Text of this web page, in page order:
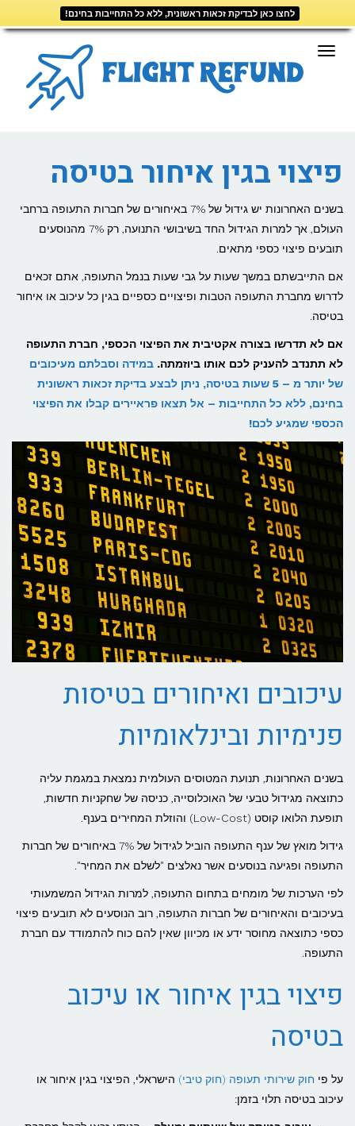
לחצו כאן לבדיקת זכאות ראשונית, ללא כל התחייבות בחינם!
לתוכן
תפריט
פיצוי בגין איחור בטיסה
בשנים האחרונות יש גידול של 7% באיחורים של חברות התעופה ברחבי
העולם, אך למרות הגידול החד בשיבושי התנועה, רק 7% מהנוסעים
תובעים פיצוי כספי מתאים.
אם התייבשתם במשך שעות על גבי שעות בנמל התעופה, אתם זכאים
לדרוש מחברת התעופה הטבות ופיצויים כספיים בגין כל עיכוב או איחור
בטיסה.
אם לא תדרשו בצורה אקטיבית את הפיצוי הכספי, חברת התעופה
לא תתנדב להעניק לכם אותו ביוזמתה. במידה וסבלתם מעיכובים
של יותר מ – 5 שעות בטיסה, ניתן לבצע בדיקת זכאות ראשונית
בחינם, ללא כל התחייבות – אל תצאו פראיירים קבלו את הפיצוי
הכספי שמגיע לכם!
עיכובים ואיחורים בטיסות
פנימיות ובינלאומיות
בשנים האחרונות, תנועת המטוסים העולמית נמצאת במגמת עליה
כתוצאה מגידול טבעי של האוכלוסייה, כניסה של שחקניות חדשות,
תופעת הלואו קוסט (Low-Cost) והוזלת המחירים בענף.
גידול מואץ של ענף התעופה הוביל לגידול של 7% באיחורים של חברות
התעופה ופגיעה בנוסעים אשר נאלצים "לשלם את המחיר".
לפי הערכות של מומחים בתחום התעופה, למרות הגידול המשמעותי
בעיכובים והאיחורים של חברות התעופה, רוב הנוסעים לא תובעים פיצוי
כספי כתוצאה מחוסר ידע או מכיוון שאין להם כוח להתמודד עם חברת
התעופה.
פיצוי בגין איחור או עיכוב
בטיסה
על פי חוק שירותי תעופה (חוק טיבי) הישראלי, הפיצוי בגין איחור או
עיכוב בטיסה תלוי בזמן: